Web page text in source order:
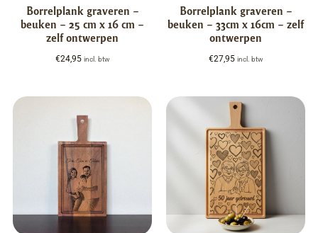
Borrelplank graveren –
beuken – 25 cm x 16 cm –
zelf ontwerpen
€24,95 incl. btw
Borrelplank graveren –
beuken – 33cm x 16cm – zelf
ontwerpen
€27,95 incl. btw